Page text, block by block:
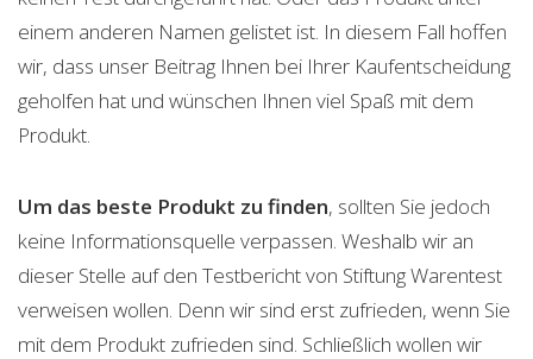
einem anderen Namen gelistet ist. In diesem Fall hoffen
wir, dass unser Beitrag Ihnen bei Ihrer Kaufentscheidung
geholfen hat und wünschen Ihnen viel Spaß mit dem
Produkt.
Um das beste Produkt zu finden, sollten Sie jedoch
keine Informationsquelle verpassen. Weshalb wir an
dieser Stelle auf den Testbericht von Stiftung Warentest
verweisen wollen. Denn wir sind erst zufrieden, wenn Sie
mit dem Produkt zufrieden sind. Schließlich wollen wir